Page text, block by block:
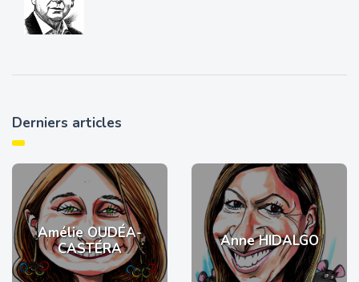
Derniers articles
Amélie OUDÉA-
CASTÉRA
Anne HIDALGO